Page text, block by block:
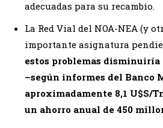
adecuadas para su recambio.
La Red Vial del NOA-NEA (y
importante asignatura
estos problemas
–según informes del Banco
aproximadamente 8,1 U$S/
un ahorro anual de 450